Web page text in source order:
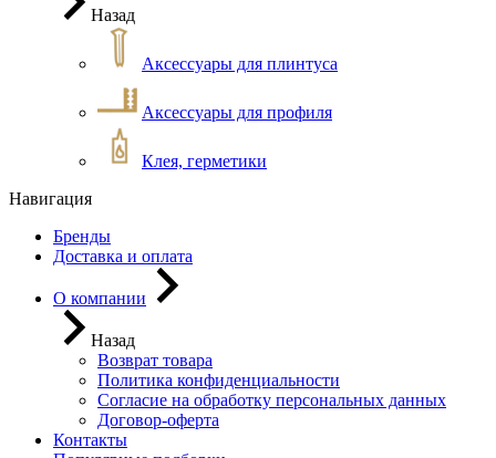
Назад
Аксессуары для плинтуса
Аксессуары для профиля
Клея, герметики
Навигация
Бренды
Доставка и оплата
О компании
Назад
Возврат товара
Политика конфиденциальности
Согласие на обработку персональных данных
Договор-оферта
Контакты